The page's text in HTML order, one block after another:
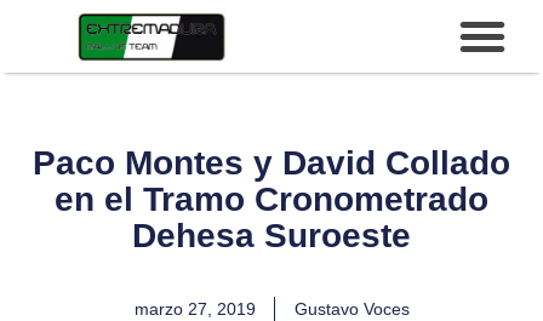
Paco Montes y David Collado
en el Tramo Cronometrado
Dehesa Suroeste
marzo 27, 2019 Gustavo Voces